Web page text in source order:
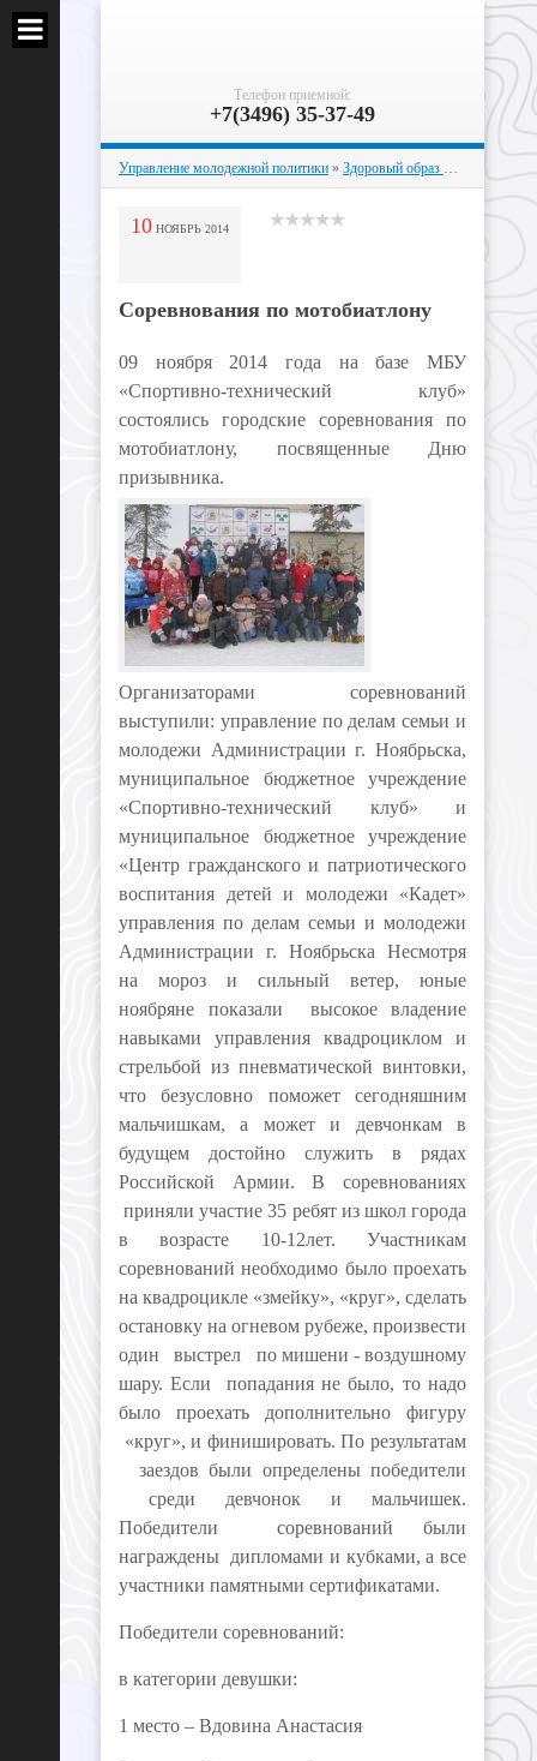
Телефон приемной:
+7(3496) 35-37-49
Управление молодежной политики » Здоровый образ жизни
10 НОЯБРЬ 2014
Соревнования по мотобиатлону
09 ноября 2014 года на базе МБУ
«Спортивно-технический клуб»
состоялись городские соревнования по
мотобиатлону, посвященные Дню
призывника.
Организаторами соревнований
выступили: управление по делам семьи и
молодежи Администрации г. Ноябрьска,
муниципальное бюджетное учреждение
«Спортивно-технический клуб» и
муниципальное бюджетное учреждение
«Центр гражданского и патриотического
воспитания детей и молодежи «Кадет»
управления по делам семьи и молодежи
Администрации г. Ноябрьска Несмотря
на мороз и сильный ветер, юные
ноябряне показали высокое владение
навыками управления квадроциклом и
стрельбой из пневматической винтовки,
что безусловно поможет сегодняшним
мальчишкам, а может и девчонкам в
будущем достойно служить в рядах
Российской Армии. В соревнованиях
приняли участие 35 ребят из школ города
в возрасте 10-12лет. Участникам
соревнований необходимо было проехать
на квадроцикле «змейку», «круг», сделать
остановку на огневом рубеже, произвести
один выстрел по мишени - воздушному
шару. Если попадания не было, то надо
было проехать дополнительно фигуру
«круг», и финишировать. По результатам
заездов были определены победители
среди девчонок и мальчишек.
Победители соревнований были
награждены дипломами и кубками, а все
участники памятными сертификатами.
Победители соревнований:
в категории девушки:
1 место – Вдовина Анастасия